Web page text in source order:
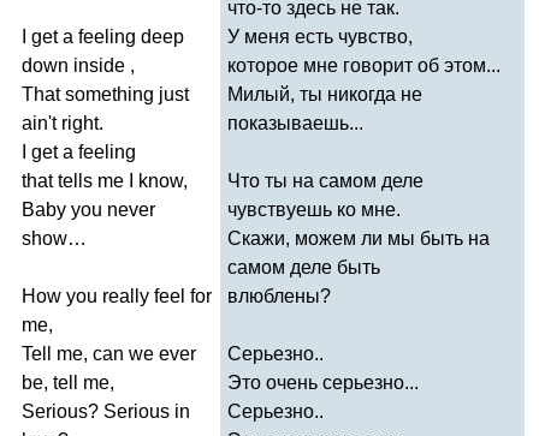
get a feeling deep
down inside ,
That something just
ain't right.
get a feeling
that tells me know,
Baby you never
show…
How you really feel for
me,
Tell
me, can we ever
be, tell me,
Serious? Serious in
что-то здесь не так.
У меня есть чувство,
которое мне говорит об этом...
Милый, ты никогда не
показываешь...
Что ты на самом деле
чувствуешь ко мне.
Скажи, можем ли мы быть на
самом деле быть
влюблены?
Серьезно..
Это очень серьезно...
Серьезно..